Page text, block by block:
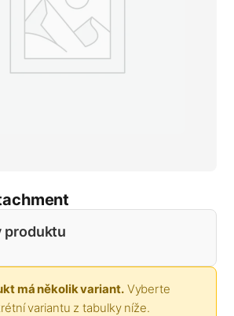
produktu
má několik variant.Vyberte
variantu z tabulky níže.